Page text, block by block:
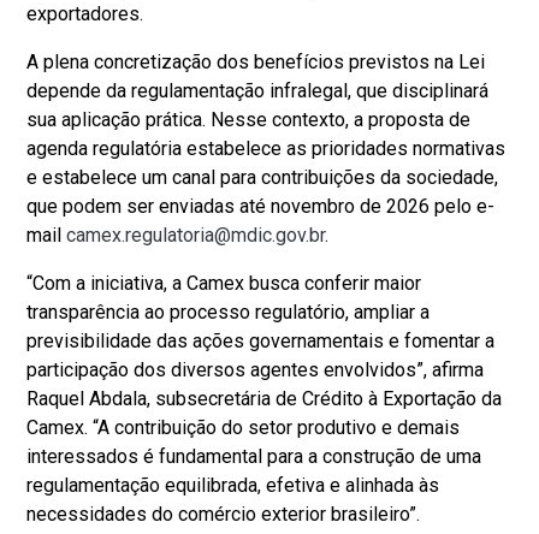
exportadores.
A plena concretização dos benefícios previstos na Lei
depende da regulamentação infralegal, que disciplinará
sua aplicação prática. Nesse contexto, a proposta de
agenda regulatória estabelece as prioridades normativas
e estabelece um canal para contribuições da sociedade,
que podem ser enviadas até novembro de 2026 pelo e-
mailcamex.regulatoria@mdic.gov.br.
“Com a iniciativa, a Camex busca conferir maior
transparência ao processo regulatório, ampliar a
previsibilidade das ações governamentais e fomentar a
participação dos diversos agentes envolvidos”, afirma
Raquel Abdala, subsecretária de Crédito à Exportação da
Camex. “A contribuição do setor produtivo e demais
interessados é fundamental para a construção de uma
regulamentação equilibrada, efetiva e alinhada às
necessidades do comércio exterior brasileiro”.